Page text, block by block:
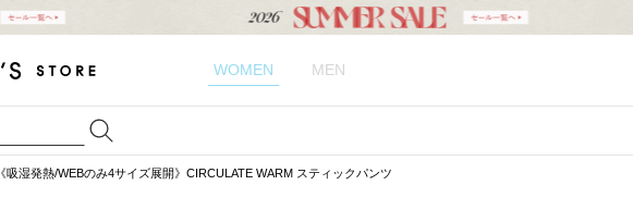
WOMEN MEN
《吸湿発熱/WEBのみ4サイズ展開》CIRCULATE WARM スティックパンツ